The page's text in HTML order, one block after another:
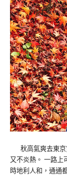
秋高氣爽去東京
又不炎熱。 一路上
時地利人和，通通